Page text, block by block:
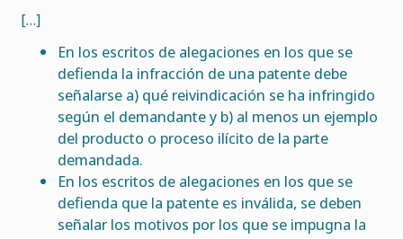
[…]
En los escritos de alegaciones en los que se
defienda la infracción de una patente debe
señalarse a) qué reivindicación se ha infringido
según el demandante y b) al menos un ejemplo
del producto o proceso ilícito de la parte
demandada.
En los escritos de alegaciones en los que se
defienda que la patente es inválida, se deben
señalar los motivos por los que se impugna la